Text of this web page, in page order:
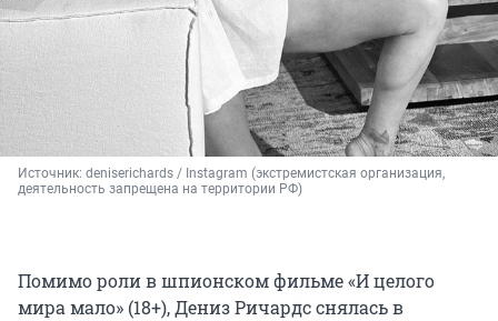
Источник: deniserichards / Instagram (экстремистская организация,
деятельность запрещена на территории РФ)
Помимо роли в шпионском фильме «И целого
мира мало» (18+), Дениз Ричардс снялась в